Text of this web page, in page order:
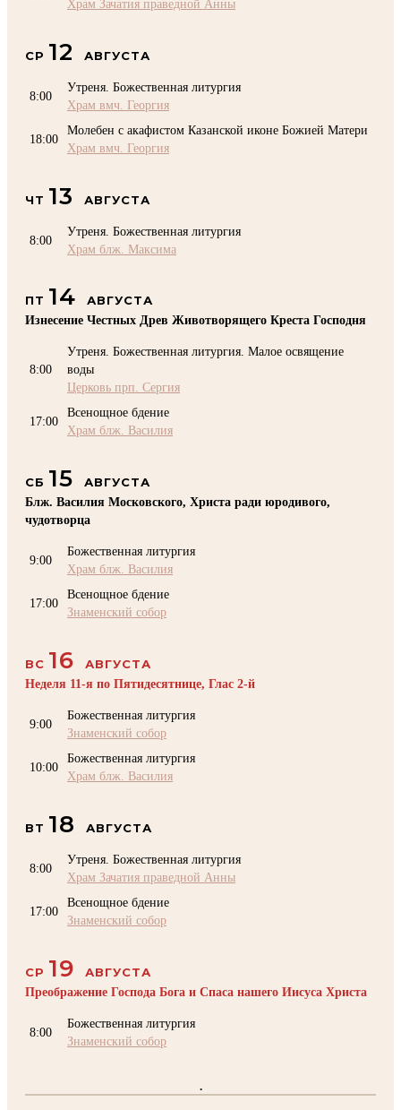
Храм Зачатия праведной Анны
СР 12 АВГУСТА
8:00
Утреня. Божественная литургия
Храм вмч. Георгия
18:00
Молебен с акафистом Казанской иконе Божией Матери
Храм вмч. Георгия
ЧТ 13 АВГУСТА
8:00
Утреня. Божественная литургия
Храм блж. Максима
ПТ 14
АВГУСТА
Изнесение Честных Древ Животворящего Креста Господня
8:00
Утреня. Божественная литургия. Малое освящение
воды
Церковь прп. Сергия
17:00
Всенощное бдение
Храм блж. Василия
СБ 15
АВГУСТА
Блж. Василия Московского, Христа ради юродивого,
чудотворца
9:00
Божественная литургия
Храм блж. Василия
17:00
Всенощное бдение
Знаменский собор
ВС 16
АВГУСТА
Неделя 11-я по Пятидесятнице, Глас 2-й
9:00
Божественная литургия
Знаменский собор
10:00
Божественная литургия
Храм блж. Василия
ВТ 18 АВГУСТА
8:00
Утреня. Божественная литургия
Храм Зачатия праведной Анны
17:00
Всенощное бдение
Знаменский собор
СР 19
АВГУСТА
Преображение Господа Бога и Спаса нашего Иисуса Христа
8:00
Божественная литургия
Знаменский собор
.